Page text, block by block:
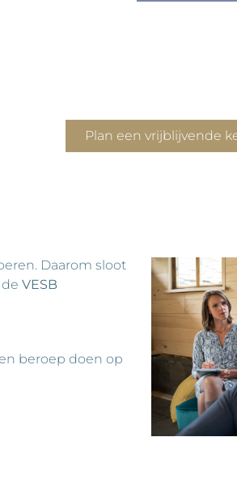
Plan een vrijblijvende
Daarom sloot
VESB
beroep doen op